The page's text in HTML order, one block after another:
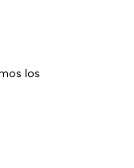
los